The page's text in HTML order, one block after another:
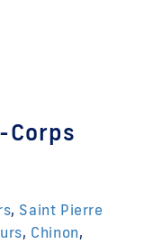
, Saint Pierre
, Chinon,